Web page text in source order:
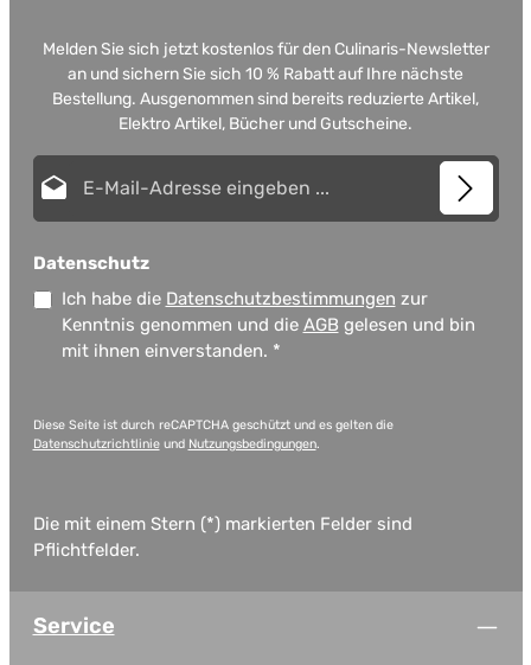
Melden Sie sich jetzt kostenlos für den Culinaris-Newsletter
an und sichern Sie sich 10 % Rabatt auf Ihre nächste
Bestellung. Ausgenommen sind bereits reduzierte Artikel,
Elektro Artikel, Bücher und Gutscheine.
Datenschutz
Ich habe die Datenschutzbestimmungen zur
Kenntnis genommen und die AGB gelesen und bin
mit ihnen einverstanden. *
Diese Seite ist durch reCAPTCHA geschützt und es gelten die
Datenschutzrichtlinieund Nutzungsbedingungen.
Die mit einem Stern (*) markierten Felder sind
Pflichtfelder.
Service